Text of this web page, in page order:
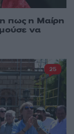
πως η Μαίρη
να
25